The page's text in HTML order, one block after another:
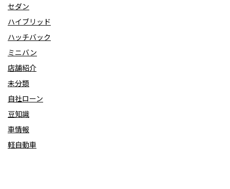
セダン
ハイブリッド
ハッチバック
ミニバン
店舗紹介
未分類
自社ローン
豆知識
車情報
軽自動車